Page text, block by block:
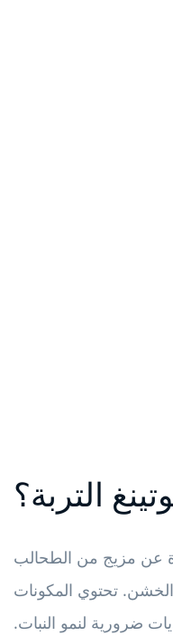
التربة؟
عن مزيج من الطحالب
الخشن. تحتوي المكونات
ضرورية لنمو النبات.